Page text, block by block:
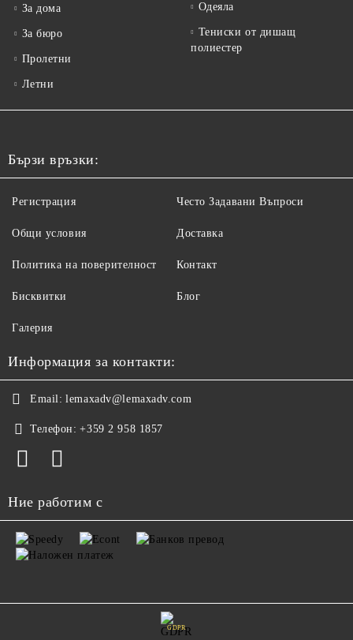
За дома
За бюро
Пролетни
Летни
Одеяла
Тениски от дишащ
полиестер
Бързи връзки:
Регистрация
Общи условия
Политика на поверителност
Бисквитки
Често Задавани Въпроси
Доставка
Контакт
Блог
Галерия
Информация за контакти:
Email: lemaxadv@lemaxadv.com
Телефон: +359 2 958 1857
Ние работим с
GDPR